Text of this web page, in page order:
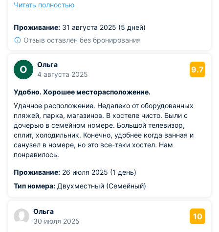
чистые, все соблюдают порядок. Ночью нет лишнего
тоже неплохие. Рекомендую.
Читать полностью
Проживание: 31 августа 2025 (5 дней)
Отзыв оставлен без бронирования
О
Ольга
4 августа 2025
9.7
Удобно. Хорошее месторасположение.
Удачное расположение. Недалеко от оборудованных
пляжей, парка, магазинов. В хостеле чисто. Были с
дочерью в семейном номере. Большой телевизор,
сплит, холодильник. Конечно, удобнее когда ванная и
санузел в номере, но это все-таки хостел. Нам
понравилось.
Проживание: 26 июля 2025 (1 день)
Тип номера: Двухместный (Семейный)
Ольга
30 июля 2025
10